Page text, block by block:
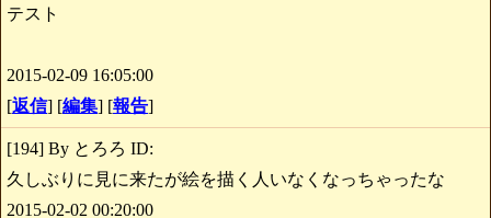
テスト
2015-02-09 16:05:00
[返信] [編集] [報告]
[194] By とろろ ID:
久しぶりに見に来たが絵を描く人いなくなっちゃったな
2015-02-02 00:20:00